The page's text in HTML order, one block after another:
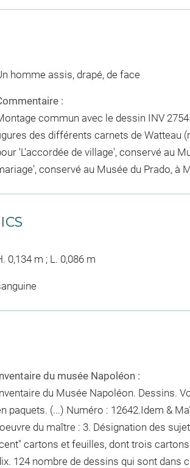
homme assis, drapé, de face
:
commun avec le dessin INV
des différents carnets de Watteau
'L'accordée de village', conservé au
conservé au Musée du Prado, à
0,134 m ; L. 0,086 m
du musée Napoléon :
du Musée Napoléon. Dessins.
paquets. (...) Numéro : 12642.Idem &
du maître : 3. Désignation des
cartons et feuilles, dont trois cartons
124nombre de dessins qui sont dans